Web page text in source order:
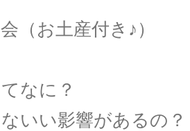
（お土産付き♪）
なに？
い影響があるの？